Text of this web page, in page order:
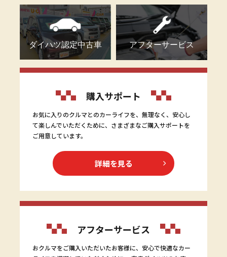
ダイハツ認定中古車 アフターサービス
購入サポート
お気に入りのクルマとのカーライフを、無理なく、安心し
て楽しんでいただくために、さまざまなご購入サポートを
ご用意しています。
詳細を見る
アフターサービス
おクルマをご購入いただいたお客様に、安心で快適なカー